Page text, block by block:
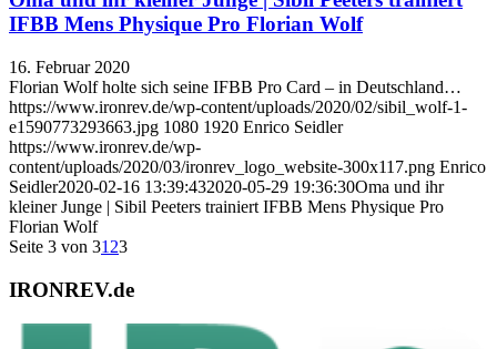
IFBB Mens Physique Pro Florian Wolf
16. Februar 2020
Florian Wolf holte sich seine IFBB Pro Card – in Deutschland…
https://www.ironrev.de/wp-content/uploads/2020/02/sibil_wolf-1-
e1590773293663.jpg 1080 1920 Enrico Seidler
https://www.ironrev.de/wp-
content/uploads/2020/03/ironrev_logo_website-300x117.png Enrico
Seidler2020-02-16 13:39:432020-05-29 19:36:30Oma und ihr
kleiner Junge | Sibil Peeters trainiert IFBB Mens Physique Pro
Florian Wolf
Seite 3 von 31 23
IRONREV.de